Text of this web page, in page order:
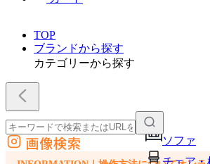
TOP
ブランドから探す
カテゴリーから探す
ソファ
チェア・
外部サイトの商品をカートに追加
画像検索